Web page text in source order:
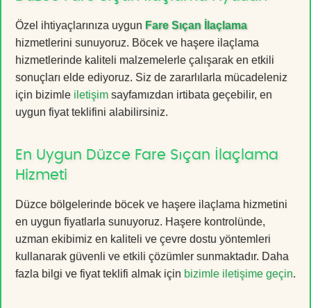
Özel ihtiyaçlarınıza uygun Fare Sıçan İlaçlama
hizmetlerini sunuyoruz. Böcek ve haşere ilaçlama
hizmetlerinde kaliteli malzemelerle çalışarak en etkili
sonuçları elde ediyoruz. Siz de zararlılarla mücadeleniz
için bizimle iletişim sayfamızdan irtibata geçebilir, en
uygun fiyat teklifini alabilirsiniz.
En Uygun Düzce Fare Sıçan İlaçlama
Hizmeti
Düzce bölgelerinde böcek ve haşere ilaçlama hizmetini
en uygun fiyatlarla sunuyoruz. Haşere kontrolünde,
uzman ekibimiz en kaliteli ve çevre dostu yöntemleri
kullanarak güvenli ve etkili çözümler sunmaktadır. Daha
fazla bilgi ve fiyat teklifi almak için bizimle iletişime geçin.